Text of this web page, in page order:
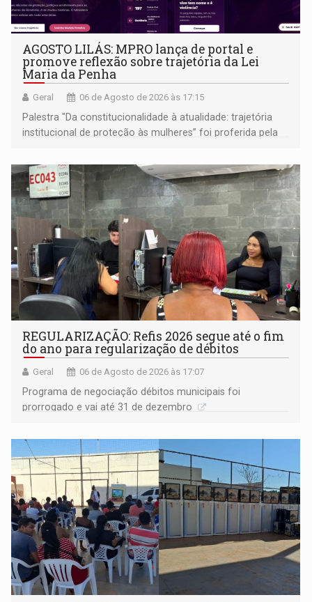
AGOSTO LILÁS: MPRO lança de portal e
promove reflexão sobre trajetória da Lei
Maria da Penha
Geral 06 de Agosto de 2026 às 17:15
Palestra "Da constitucionalidade à atualidade: trajetória
institucional de proteção às mulheres” foi proferida pela
Goiás
REGULARIZAÇÃO: Refis 2026 segue até o fim
do ano para regularização de débitos
Geral 06 de Agosto de 2026 às 17:07
Programa de negociação débitos municipais foi
prorrogado e vai até 31 de dezembro